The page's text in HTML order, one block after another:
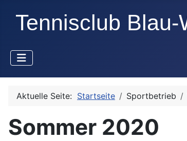
Aktuelle Seite: Startseite Sportbetrieb
Sommer 2020